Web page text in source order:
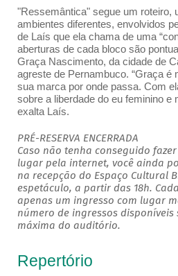
"Ressemântica" segue um roteiro,
ambientes diferentes, envolvidos
de Laís que ela chama de uma
aberturas de cada bloco são
Graça Nascimento, da cidade de
agreste de Pernambuco. “Graça é
sua marca por onde passa. Com
sobre a liberdade do eu feminino e
exalta Laís.
PRÉ-RESERVA ENCERRADA
Caso não tenha conseguido
lugar pela internet, você ainda
na recepção do Espaço Cultural
espetáculo, a partir das 18h.
apenas um ingresso com lugar
número de ingressos
máxima do auditório.
Repertório